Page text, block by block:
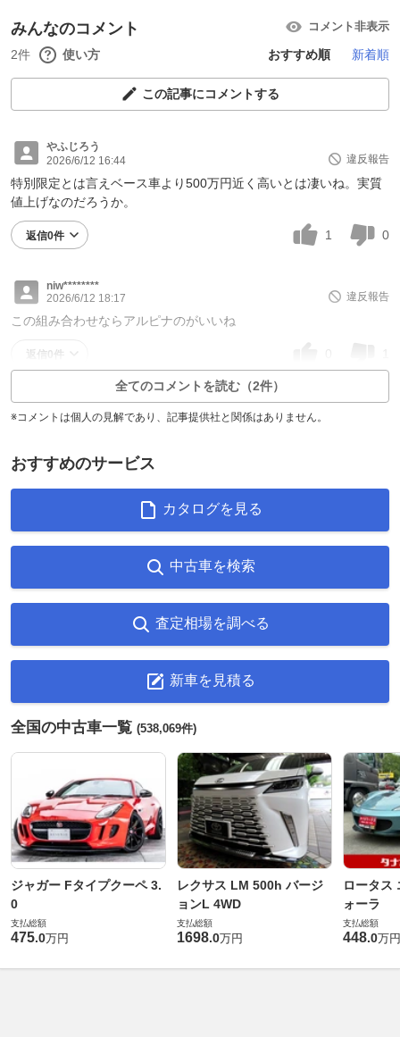
みんなのコメント コメント非表示
2件 使い方 おすすめ順 新着順
この記事にコメントする
やふじろう
2026/6/12 16:44
違反報告
特別限定とは言えベース車より500万円近く高いとは凄いね。実質
値上げなのだろうか。
返信0件 1 0
niw********
2026/6/12 18:17
違反報告
この組み合わせならアルピナのがいいね
返信0件
全てのコメントを読む（2件）
※コメントは個人の見解であり、記事提供社と関係はありません。
おすすめのサービス
カタログを見る
中古車を検索
査定相場を調べる
新車を見積る
全国の中古車一覧 (538,069件)
ジャガー Fタイプクーペ 3.
0
支払総額
475.0万円
レクサス LM 500h バージ
ョンL 4WD
支払総額
1698.0万円
ロータス
ォーラ
支払総額
448.0万円